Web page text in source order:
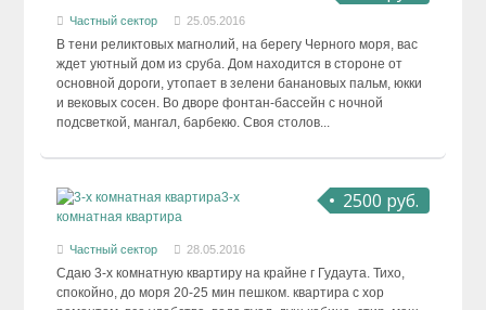
Частный сектор 25.05.2016
В тени реликтовых магнолий, на берегу Черного моря, вас
ждет уютный дом из сруба. Дом находится в стороне от
основной дороги, утопает в зелени банановых пальм, юкки
и вековых сосен. Во дворе фонтан-бассейн с ночной
подсветкой, мангал, барбекю. Своя столов...
2500 руб.
3-х
комнатная квартира
Частный сектор 28.05.2016
Сдаю 3-х комнатную квартиру на крайне г Гудаута. Тихо,
спокойно, до моря 20-25 мин пешком. квартира с хор